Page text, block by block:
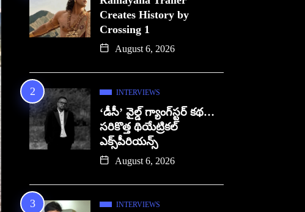
Creates History by
Crossing 1
August 6, 2026
INTERVIEWS
‘డీసీ’ వైల్డ్ గ్యాంగ్‌స్టర్ కథ…
సరికొత్త థియేట్రికల్
ఎక్స్‌పీరియన్స్
August 6, 2026
INTERVIEWS